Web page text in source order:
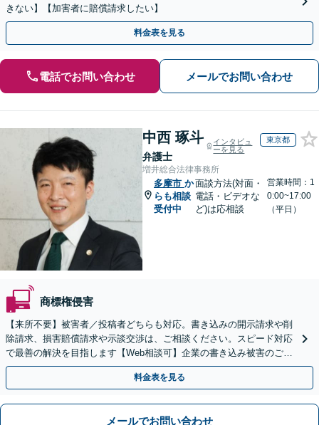
きない】【加害者に賠償請求したい】
料金表を見る
電話でお問い合わせ メールでお問い合わせ
中西 琢斗
弁護士
インタビュ
ーを見る
東京都
増井総合法律事務所
多摩市 か
らも相談
受付中
面談方法(対面・
電話・ビデオな
ど)は応相談
営業時間：1
0:00~17:00
（平日）
商標権侵害
【来所不要】被害者／投稿者どちらも対応。書き込みの開示請求や削
除請求、損害賠償請求や示談交渉は、ご相談ください。スピード対応
で最善の解決を目指します【Web相談可】企業の書き込み被害のご相
談にも対応
料金表を見る
メールでお問い合わせ